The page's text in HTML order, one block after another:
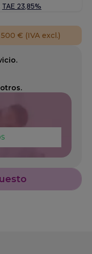
€ (IVA excl.)